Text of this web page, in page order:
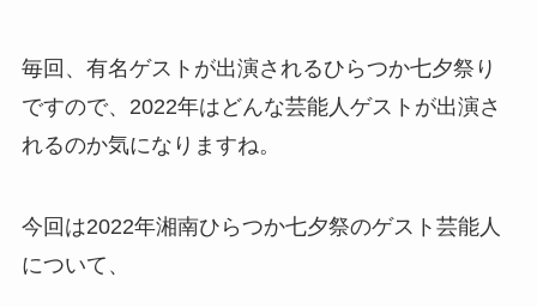
毎回、有名ゲストが出演されるひらつか七夕祭り
ですので、2022年はどんな芸能人ゲストが出演さ
れるのか気になりますね。
今回は2022年湘南ひらつか七夕祭のゲスト芸能人
について、